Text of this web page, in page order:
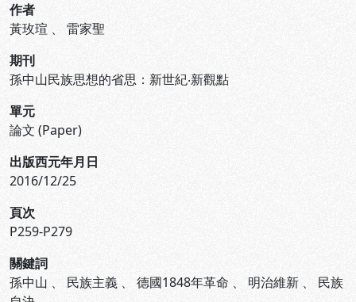
作者
黃玫瑄 、 雷家聖
期刊
孫中山民族思想的省思：新世紀‧新觀點
單元
論文 (Paper)
出版西元年月日
2016/12/25
頁次
P259-P279
關鍵詞
孫中山 、 民族主義 、 德國1848年革命 、 明治維新 、 民族